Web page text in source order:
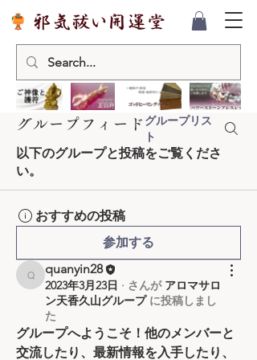
グループフィード グループリス
ト
以下のグループと投稿をご覧くださ
い。
おすすめの投稿
参加する
quanyin28
quanyin28
2023年3月23日 · さんが アロマサロ
ン天香久山グループに投稿しまし
た
グループへようこそ！他のメンバーと
交流したり、最新情報を入手したり、